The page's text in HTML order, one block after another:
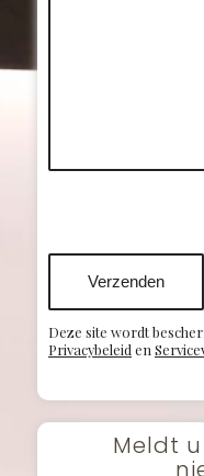
niet
nog